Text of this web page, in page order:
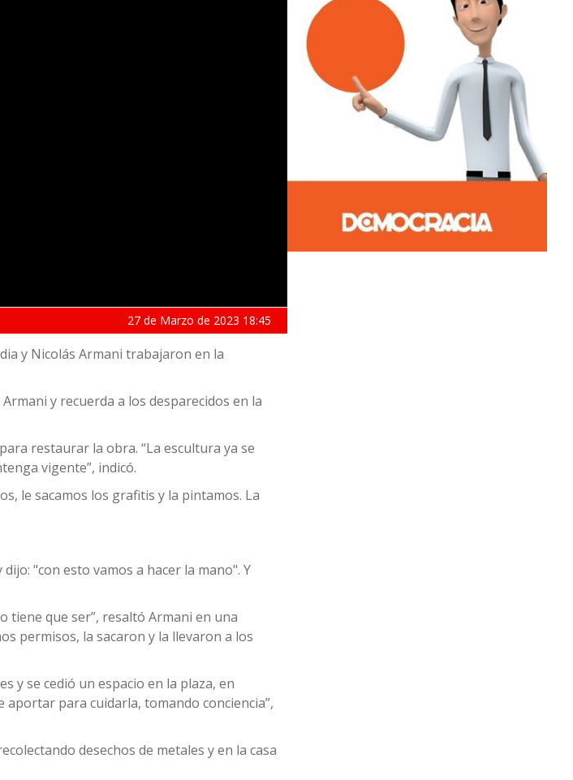
27 de Marzo de 2023 18:45
y Nicolás Armani trabajaron en la
y recuerda a los desparecidos en la
restaurar la obra. “La escultura ya se
vigente”, indicó.
le sacamos los grafitis y la pintamos. La
"con esto vamos a hacer la mano". Y
tiene que ser”, resaltó Armani en una
permisos, la sacaron y la llevaron a los
y se cedió un espacio en la plaza, en
para cuidarla, tomando conciencia”,
desechos de metales y en la casa